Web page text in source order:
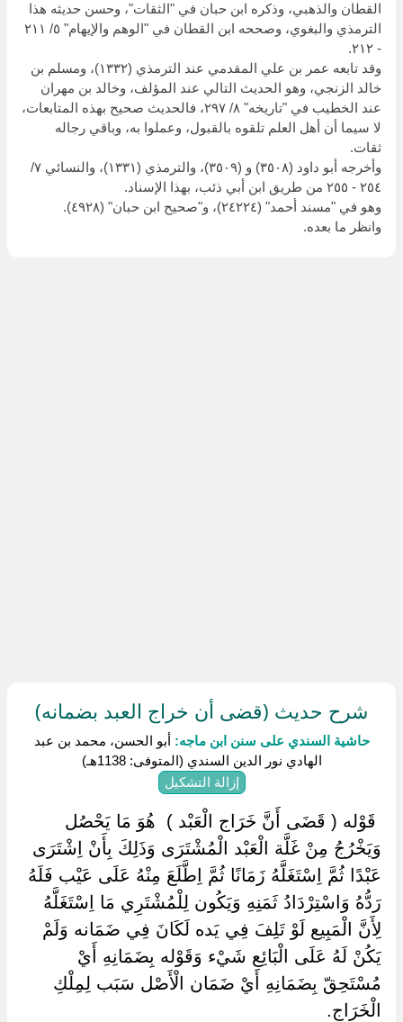
القطان والذهبي، وذكره ابن حبان في "الثقات"، وحسن حديثه هذا
الترمذي والبغوي، وصححه ابن القطان في "الوهم والإيهام" ٥/ ٢١١
- ٢١٢.
وقد تابعه عمر بن علي المقدمي عند الترمذي (١٣٣٢)، ومسلم بن
خالد الزنجي، وهو الحديث التالي عند المؤلف، وخالد بن مهران
عند الخطيب في "تاريخه" ٨/ ٢٩٧، فالحديث صحيح بهذه المتابعات،
لا سيما أن أهل العلم تلقوه بالقبول، وعملوا به، وباقي رجاله
ثقات.
وأخرجه أبو داود (٣٥٠٨) و (٣٥٠٩)، والترمذي (١٣٣١)، والنسائي ٧/
٢٥٤ - ٢٥٥ من طريق ابن أبي ذئب، بهذا الإسناد.
وهو في "مسند أحمد" (٢٤٢٢٤)، و"صحيح ابن حبان" (٤٩٢٨).
وانظر ما بعده.
شرح حديث (قضى أن خراج العبد بضمانه)
حاشية السندي على سنن ابن ماجه: أبو الحسن، محمد بن عبد
الهادي نور الدين السندي (المتوفى: 1138هـ)
إزالة التشكيل
‏ ‏قَوْله ( قَضَى أَنَّ خَرَاج الْعَبْد ) ‏ ‏هُوَ مَا يَحْصُل
وَيَخْرُجُ مِنْ غَلَّة الْعَبْد الْمُشْتَرَى وَذَلِكَ بِأَنْ اِشْتَرَى
عَبْدًا ثُمَّ اِسْتَغَلَّهُ زَمَانًا ثُمَّ اِطَّلَعَ مِنْهُ عَلَى عَيْب فَلَهُ
رَدُّهُ وَاسْتِرْدَادُ ثَمَنِهِ وَيَكُون لِلْمُشْتَرِي مَا اِسْتَغَلَّهُ
لِأَنَّ الْمَبِيع لَوْ تَلِفَ فِي يَده لَكَانَ فِي ضَمَانه وَلَمْ
يَكُنْ لَهُ عَلَى الْبَائِع شَيْء وَقَوْله بِضَمَانِهِ أَيْ
مُسْتَحِقّ بِضَمَانِهِ أَيْ ضَمَان الْأَصْل سَبَب لِمِلْكِ
الْخَرَاج.